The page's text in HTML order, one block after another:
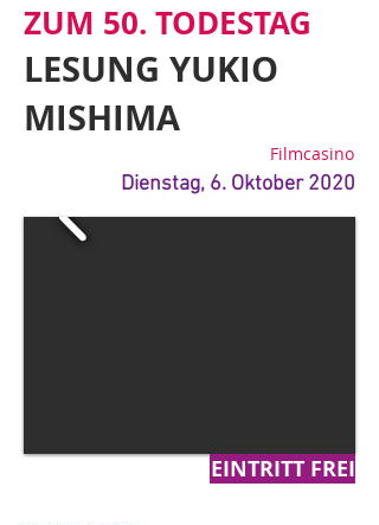
ZUM 50. TODESTAG
LESUNG YUKIO
MISHIMA
Dienstag, 6. Oktober2020
Filmcasino
EINTRITT FREI